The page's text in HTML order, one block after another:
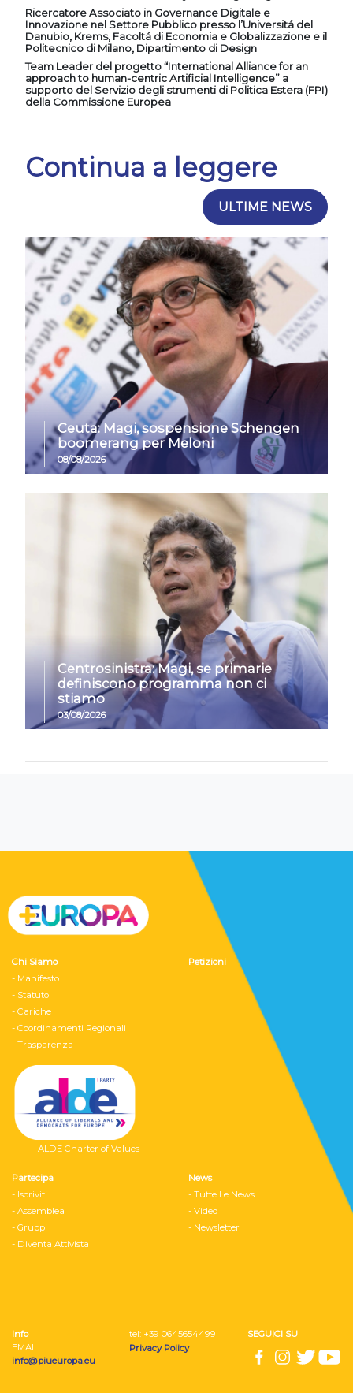
Ricercatore Associato in Governance Digitale e
Innovazione nel Settore Pubblico presso l’Universitá del
Danubio, Krems, Facoltá di Economia e Globalizzazione e il
Politecnico di Milano, Dipartimento di Design
Team Leader del progetto “International Alliance for an
approach to human-centric Artificial Intelligence” a
supporto del Servizio degli strumenti di Politica Estera (FPI)
della Commissione Europea
Continua a leggere
ULTIME NEWS
Ceuta: Magi, sospensione Schengen
boomerang per Meloni
08/08/2026
Centrosinistra: Magi, se primarie
definiscono programma non ci
stiamo
03/08/2026
Chi Siamo
- Manifesto
- Statuto
- Cariche
- Coordinamenti Regionali
- Trasparenza
ALDE Charter of Values
Petizioni
Partecipa
- Iscriviti
- Assemblea
- Gruppi
- Diventa Attivista
News
- Tutte Le News
- Video
- Newsletter
Info
EMAIL
info@piueuropa.eu
tel: ‭+39 0645654499
Privacy Policy
SEGUICI SU